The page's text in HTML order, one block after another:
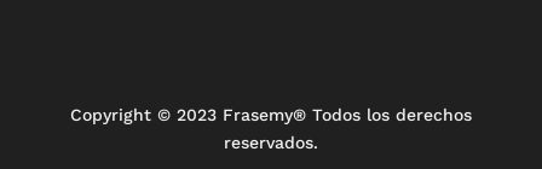
Copyright © 2023 Frasemy® Todos los derechos
reservados.